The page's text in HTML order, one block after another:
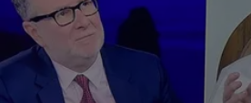
Famiglia
ed
educazione